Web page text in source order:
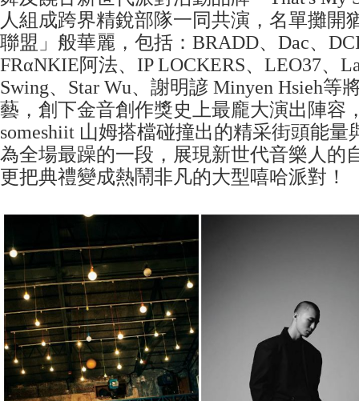
人組成跨界精銳部隊一同共演，名單攤開
聯盟」般華麗，包括：BRADD、Dac、
FRαNKIE阿法、IP LOCKERS、LEO37、
Swing、Star Wu、謝明諺 Minyen Hsieh等
藝，創下金音創作獎史上最龐大演出陣容
someshiit 山姆搭檔碰撞出的精采街頭能量
為全場最躁的一段，展現新世代音樂人的
更把典禮變成熱鬧非凡的大型嘻哈派對！